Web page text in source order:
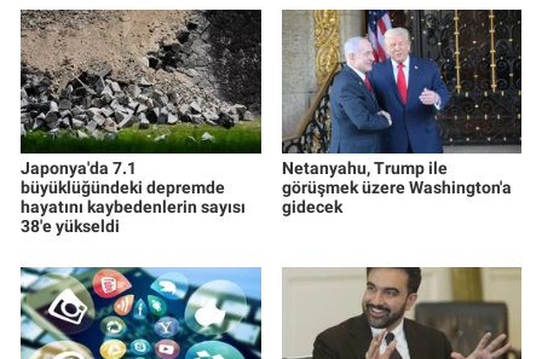
Japonya'da 7.1
büyüklüğündeki depremde
hayatını kaybedenlerin sayısı
38'e yükseldi
Netanyahu, Trump ile
görüşmek üzere Washington'a
gidecek